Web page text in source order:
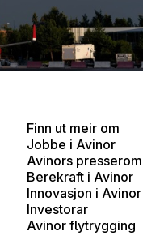
Finn ut meir om
Jobbe i Avinor
Avinors presserom
Berekraft i Avinor
Innovasjon i Avinor
Investorar
Avinor flytrygging